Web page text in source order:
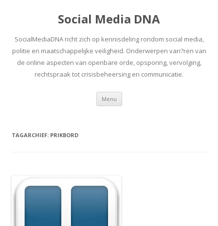
Social Media DNA
SocialMediaDNA richt zich op kennisdeling rondom social media,
politie en maatschappelijke veiligheid. Onderwerpen vari?ren van
de online aspecten van openbare orde, opsporing, vervolging,
rechtspraak tot crisisbeheersing en communicatie.
Menu Spring
inhoud
TAGARCHIEF: PRIKBORD